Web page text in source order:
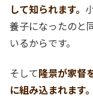
して知られます。
養子になったのと
いるからです。
そして隆景が家督
に組み込まれます。